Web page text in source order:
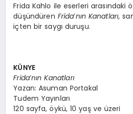
Frida Kahlo ile eserleri arasındaki
düşündüren Frida’nın Kanatları,
içten bir saygı duruşu.
KÜNYE
Frida’nın Kanatları
Yazan: Asuman Portakal
Tudem Yayınları
120 sayfa, öykü, 10 yaş ve üzeri